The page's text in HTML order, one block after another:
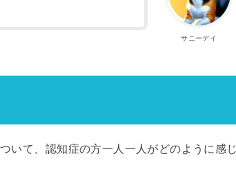
サニーデイ
いて、認知症の方一人一人がどのように感じ